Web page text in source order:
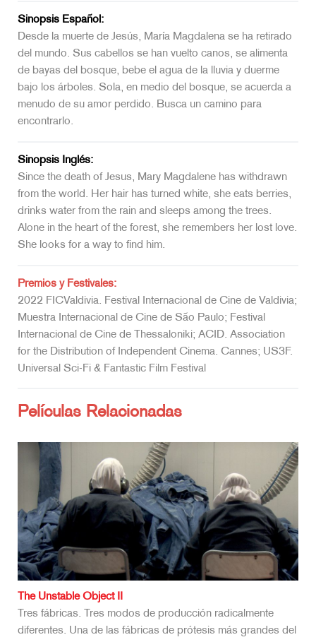
Sinopsis Español:
Desde la muerte de Jesús, María Magdalena se ha retirado
del mundo. Sus cabellos se han vuelto canos, se alimenta
de bayas del bosque, bebe el agua de la lluvia y duerme
bajo los árboles. Sola, en medio del bosque, se acuerda a
menudo de su amor perdido. Busca un camino para
encontrarlo.
Sinopsis Inglés:
Since the death of Jesus, Mary Magdalene has withdrawn
from the world. Her hair has turned white, she eats berries,
drinks water from the rain and sleeps among the trees.
Alone in the heart of the forest, she remembers her lost love.
She looks for a way to find him.
Premios y Festivales:
2022 FICValdivia. Festival Internacional de Cine de Valdivia;
Muestra Internacional de Cine de São Paulo; Festival
Internacional de Cine de Thessaloniki; ACID. Association
for the Distribution of Independent Cinema. Cannes; US3F.
Universal Sci-Fi & Fantastic Film Festival
Películas Relacionadas
The Unstable Object II
Tres fábricas. Tres modos de producción radicalmente
diferentes. Una de las fábricas de prótesis más grandes del